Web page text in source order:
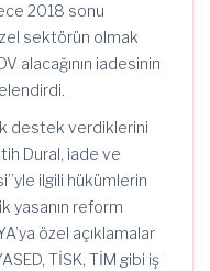
2018 sonu
sektörün olmak
alacağının iadesinin
destek verdiklerini
Dural, iade ve
ilgili hükümlerin
yasanın reform
özel açıklamalar
TİSK, TİM gibi iş